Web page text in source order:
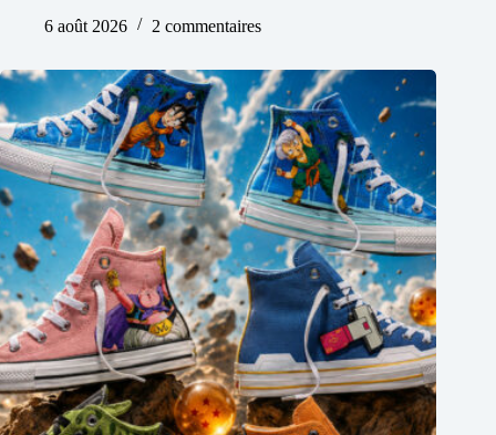
6 août 2026
2 commentaires